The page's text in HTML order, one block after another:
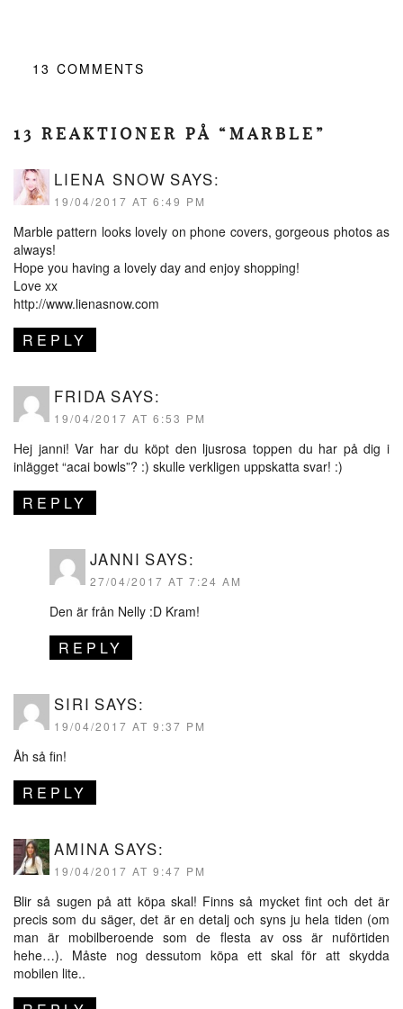
13 COMMENTS
13 REAKTIONER PÅ “MARBLE”
LIENA SNOW SAYS:
19/04/2017 AT 6:49 PM
Marble pattern looks lovely on phone covers, gorgeous photos as
always!
Hope you having a lovely day and enjoy shopping!
Love xx
http://www.lienasnow.com
REPLY
FRIDA SAYS:
19/04/2017 AT 6:53 PM
Hej janni! Var har du köpt den ljusrosa toppen du har på dig i
inlägget “acai bowls”? :) skulle verkligen uppskatta svar! :)
REPLY
JANNI SAYS:
27/04/2017 AT 7:24 AM
Den är från Nelly :D Kram!
REPLY
SIRI SAYS:
19/04/2017 AT 9:37 PM
Åh så fin!
REPLY
AMINA SAYS:
19/04/2017 AT 9:47 PM
Blir så sugen på att köpa skal! Finns så mycket fint och det är
precis som du säger, det är en detalj och syns ju hela tiden (om
man är mobilberoende som de flesta av oss är nuförtiden
hehe…). Måste nog dessutom köpa ett skal för att skydda
mobilen lite..